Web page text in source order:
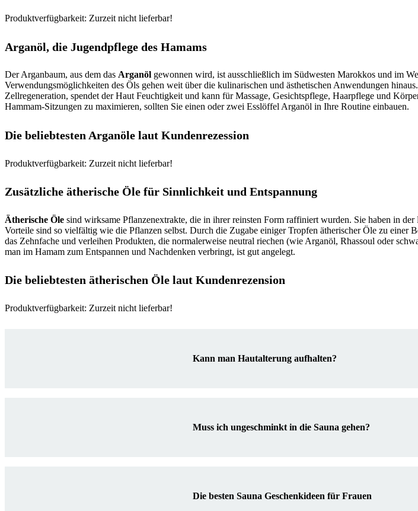
Produktverfügbarkeit: Zurzeit nicht lieferbar!
Arganöl, die Jugendpflege des Hamams
Der Arganbaum, aus dem das Arganöl gewonnen wird, ist ausschließlich im Südwesten Marokkos und im
Verwendungsmöglichkeiten des Öls gehen weit über die kulinarischen und ästhetischen Anwendungen
Zellregeneration, spendet der Haut Feuchtigkeit und kann für Massage, Gesichtspflege, Haarpflege und
Hammam-Sitzungen zu maximieren, sollten Sie einen oder zwei Esslöffel Arganöl in Ihre Routine einbauen.
Die beliebtesten Arganöle laut Kundenrezession
Produktverfügbarkeit: Zurzeit nicht lieferbar!
Zusätzliche ätherische Öle für Sinnlichkeit und Entspannung
Ätherische Öle sind wirksame Pflanzenextrakte, die in ihrer reinsten Form raffiniert wurden. Sie haben in der
Vorteile sind so vielfältig wie die Pflanzen selbst. Durch die Zugabe einiger Tropfen ätherischer Öle zu einer
das Zehnfache und verleihen Produkten, die normalerweise neutral riechen (wie Arganöl, Rhassoul oder
man im Hamam zum Entspannen und Nachdenken verbringt, ist gut angelegt.
Die beliebtesten ätherischen Öle laut Kundenrezension
Produktverfügbarkeit: Zurzeit nicht lieferbar!
Kann man Hautalterung aufhalten?
Muss ich ungeschminkt in die Sauna gehen?
Die besten Sauna Geschenkideen für Frauen